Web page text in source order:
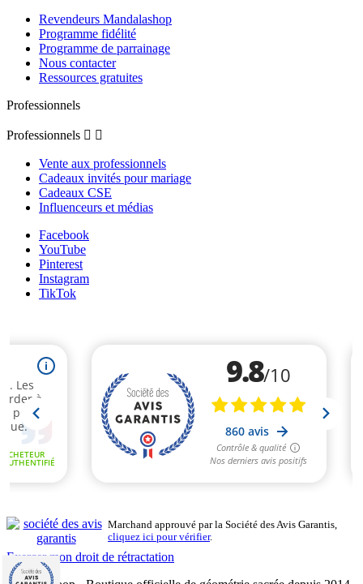
Revendeurs Mandalashop
Programme fidélité
Programme de parrainage
Nous contacter
Ressources gratuites
Professionnels
Professionnels  
Vente aux professionnels
Cadeaux invités pour mariage
Cadeaux CSE
Influenceurs et médias
Facebook
YouTube
Pinterest
Instagram
TikTok
Marchand approuvé par la Société des Avis Garantis,
cliquez ici pour vérifier.
Exercer mon droit de rétractation